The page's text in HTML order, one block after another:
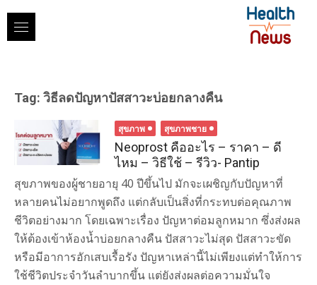
content
Tag: วิธีลดปัญหาปัสสาวะบ่อยกลางคืน
สุขภาพ สุขภาพชาย
Neoprost คืออะไร – ราคา – ดี
ไหม – วิธีใช้ – รีวิว- Pantip
สุขภาพของผู้ชายอายุ 40 ปีขึ้นไป มักจะเผชิญกับปัญหาที่
หลายคนไม่อยากพูดถึง แต่กลับเป็นสิ่งที่กระทบต่อคุณภาพ
ชีวิตอย่างมาก โดยเฉพาะเรื่อง ปัญหาต่อมลูกหมาก ซึ่งส่งผล
ให้ต้องเข้าห้องน้ำบ่อยกลางคืน ปัสสาวะไม่สุด ปัสสาวะขัด
หรือมีอาการอักเสบเรื้อรัง ปัญหาเหล่านี้ไม่เพียงแต่ทำให้การ
ใช้ชีวิตประจำวันลำบากขึ้น แต่ยังส่งผลต่อความมั่นใจ